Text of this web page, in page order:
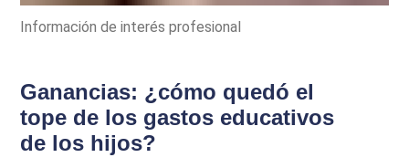
Información de interés profesional
Ganancias: ¿cómo quedó el
tope de los gastos educativos
de los hijos?